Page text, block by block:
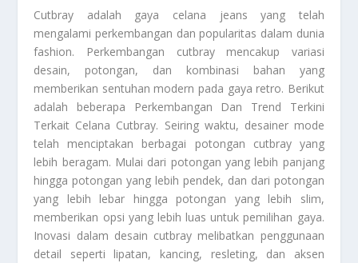
Cutbray adalah gaya celana jeans yang telah
mengalami perkembangan dan popularitas dalam dunia
fashion. Perkembangan cutbray mencakup variasi
desain, potongan, dan kombinasi bahan yang
memberikan sentuhan modern pada gaya retro. Berikut
adalah beberapa
Perkembangan Dan Trend Terkini
Terkait Celana Cutbray. Seiring waktu, desainer mode
telah menciptakan berbagai potongan cutbray yang
lebih beragam. Mulai dari potongan yang lebih panjang
hingga potongan yang lebih pendek, dan dari potongan
yang lebih lebar hingga potongan yang lebih slim,
memberikan opsi yang lebih luas untuk pemilihan gaya.
Inovasi dalam desain cutbray melibatkan penggunaan
detail seperti lipatan, kancing, resleting, dan aksen